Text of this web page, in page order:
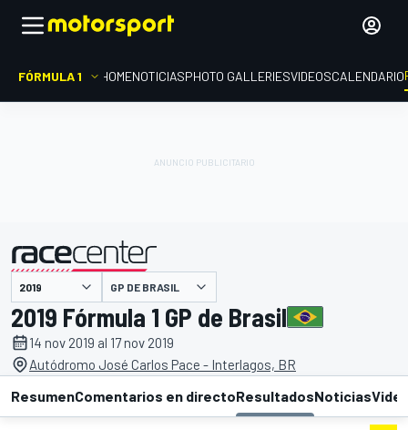
FÓRMULA 1 HOMENOTICIASPHOTO GALLERIESVIDEOSCALENDARIO
presentado por GP DE BRASIL
2019 Fórmula 1 GP de Brasil
14 nov 2019 al 17 nov 2019
Autódromo José Carlos Pace - Interlagos, BR
ResumenComentarios en directoResultadosNoticias